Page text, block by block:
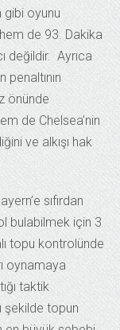
gibi oyunu
de 93. Dakika
değildir. Ayrıca
önünde
de Chelsea’nin
ve alkışı hak
sıfırdan
bulabilmek için 3
topu kontrolünde
oynamaya
taktik
şekilde topun